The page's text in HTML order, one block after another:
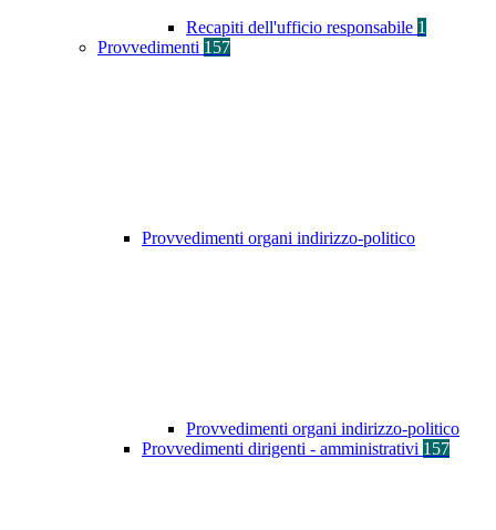
Recapiti dell'ufficio responsabile 1
Provvedimenti 157
Provvedimenti organi indirizzo-politico
Provvedimenti organi indirizzo-politico
Provvedimenti dirigenti - amministrativi 157